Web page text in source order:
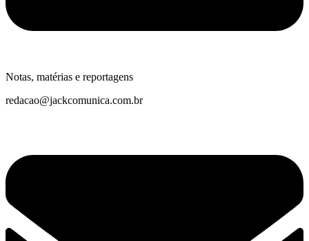
Notas, matérias e reportagens
redacao@jackcomunica.com.br